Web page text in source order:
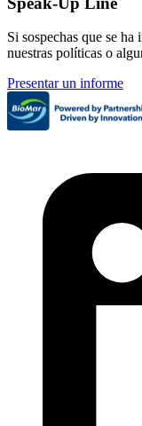
Si sospechas que se
nuestras políticas o
Presentar un informe